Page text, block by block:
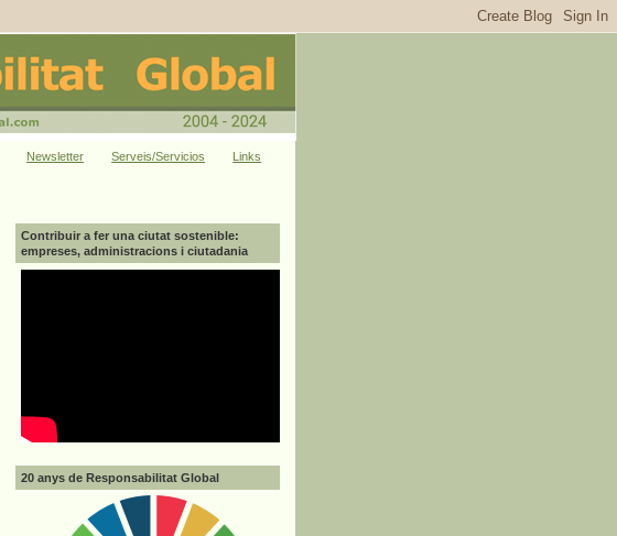
Newsletter Serveis/Servicios Links
Contribuir a fer una ciutat sostenible:
empreses, administracions i ciutadania
20 anys de Responsabilitat Global